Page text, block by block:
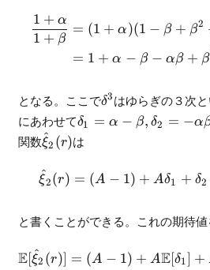
\mathcal{O}
1 + β
1 + α
= (1 + α)(1 − β + β2
= 1 + α − β − αβ + β
となる。ここで\delta^3
δ3 はゆらぎの３次
にあわせて\delta_1
=
\alpha -
\beta,
\delta_2
\alpha
\beta^2
δ1 = α − β, δ2 = −α
関数\hat{\xi}_2(r)
ξ
^2 (r)は
ξ^2 (r) = (A − 1) + Aδ1 + δ2
と書くことができる。これの期待値
E[ξ
^2 (r)] = (A − 1) + AE[δ1] +